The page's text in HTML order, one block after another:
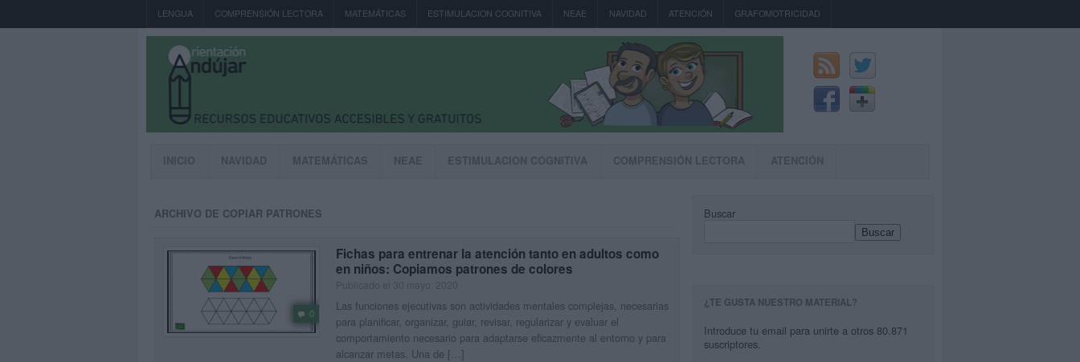
LENGUA COMPRENSIÓN LECTORA MATEMÁTICAS ESTIMULACION COGNITIVA NEAE NAVIDAD ATENCIÓN GRAFOMOTRICIDAD
INICIO NAVIDAD MATEMÁTICAS NEAE ESTIMULACION COGNITIVA COMPRENSIÓN LECTORA ATENCIÓN
ARCHIVO DE COPIAR PATRONES
0
Fichas para entrenar la atención tanto en adultos como
en niños: Copiamos patrones de colores
Las funciones ejecutivas son actividades mentales complejas, necesarias
para planificar, organizar, guiar, revisar, regularizar y evaluar el
comportamiento necesario para adaptarse eficazmente al entorno y para
alcanzar metas. Una de […]
Buscar
Buscar
¿TE GUSTA NUESTRO MATERIAL?
Introduce tu email para unirte a otros 80.871
suscriptores.